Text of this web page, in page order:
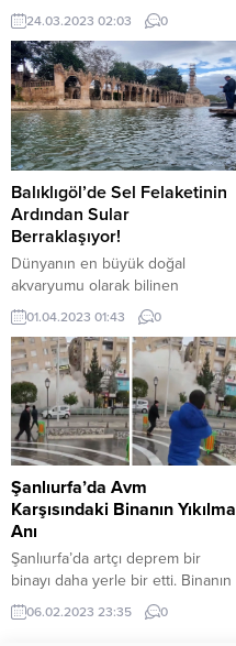
Koruma Vakfı Müdürü Siracettin
İlhan, göl suyunun bir ay
içerisinde tamamen eski haline
döneceğini söyledi.
Kahramanmaraş merkezli 6
Şubat’taki 7.7 ve 7.6’lık iki büyük
depremin etkilediği illerden biri
de Şanlıurfa oldu. Birçok binanın
yıkıldığı kentte tarihi ve turistik...
24.03.2023 02:03 0
Balıklıgöl’de Sel Felaketinin
Ardından Sular
Berraklaşıyor!
Dünyanın en büyük doğal
akvaryumu olarak bilinen
Şanlıurfa’nın simgesi Balıklıgöl’de,
deprem ve sel felaketleri sonrası
çamur rengini alan suyun
normale dönmesiyle balıklar
yeniden ortaya çıktı.
Kahramanmaraş merkezli
depremlerin etkilediği
Şanlıurfa’nın simgesi olan
Balıklıgöl suyunun rengi çamura
dönmüş ve bazı noktalarında
hasar oluşmuştu. Suyu
berraklaşmaya başlayan
Balıklıgöl’ü bu kez de sel...
01.04.2023 01:43 0
Şanlıurfa’da Avm
Karşısındaki Binanın Yıkılma
Anı
Şanlıurfa’da artçı deprem bir
binayı daha yerle bir etti. Binanın
yıkılma anı bir vatandaşın cep
telefonu kamerasıyla
06.02.2023 23:35 0